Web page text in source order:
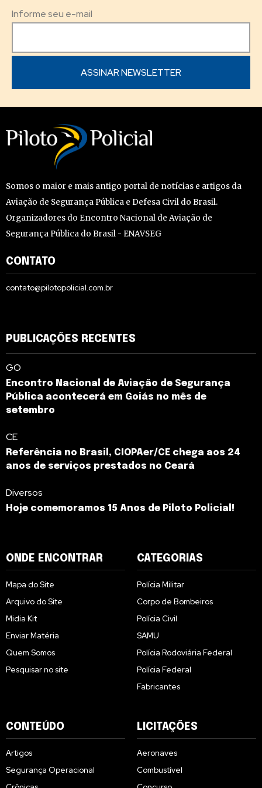
Informe seu e-mail
Somos o maior e mais antigo portal de notícias e artigos da
Aviação de Segurança Pública e Defesa Civil do Brasil.
Organizadores do Encontro Nacional de Aviação de
Segurança Pública do Brasil - ENAVSEG
CONTATO
contato@pilotopolicial.com.br
PUBLICAÇÕES RECENTES
GO
Encontro Nacional de Aviação de Segurança
Pública acontecerá em Goiás no mês de
setembro
CE
Referência no Brasil, CIOPAer/CE chega aos 24
anos de serviços prestados no Ceará
Diversos
Hoje comemoramos 15 Anos de Piloto Policial!
ONDE ENCONTRAR
Mapa do Site
Arquivo do Site
Midia Kit
Enviar Matéria
Quem Somos
Pesquisar no site
CATEGORIAS
Polícia Militar
Corpo de Bombeiros
Polícia Civil
SAMU
Polícia Rodoviária Federal
Polícia Federal
Fabricantes
CONTEÚDO
Artigos
Segurança Operacional
LICITAÇÕES
Aeronaves
Combustível